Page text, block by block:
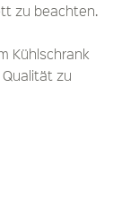
zu beachten.
Kühlschrank
zu